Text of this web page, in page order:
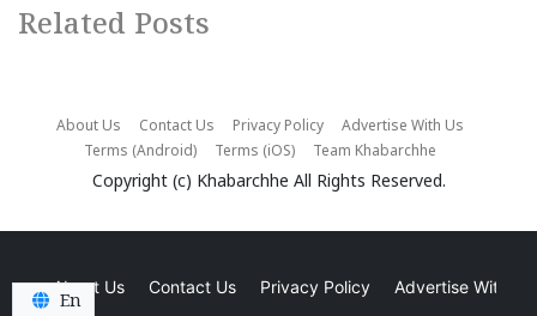
Related Posts
About Us Contact Us Privacy Policy
Advertise With Us
Terms (Android)
Terms (iOS) Team Khabarchhe
Copyright (c) Khabarchhe All Rights Reserved.
About Us Contact Us Privacy Policy
Advertise With Us
En